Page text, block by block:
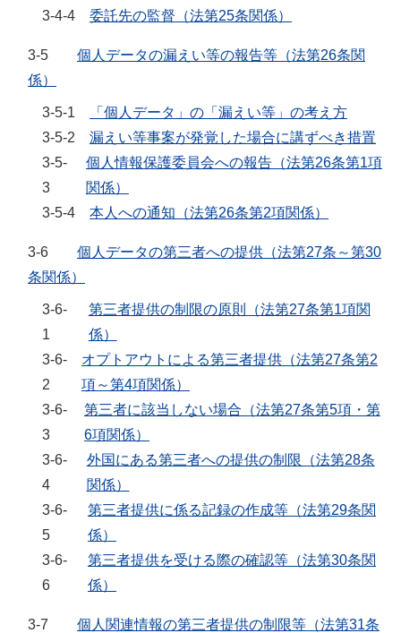
3-4-4
委託先の監督（法第25条関係）
3-5
個人データの漏えい等の報告等（法第26条関
係）
3-5-1
「個人データ」の「漏えい等」の考え方
3-5-2
漏えい等事案が発覚した場合に講ずべき措置
3-5-
3
個人情報保護委員会への報告（法第26条第1項
関係）
3-5-4
本人への通知（法第26条第2項関係）
3-6
個人データの第三者への提供（法第27条～第30
条関係）
3-6-
1
第三者提供の制限の原則（法第27条第1項関
係）
3-6-
2
オプトアウトによる第三者提供（法第27条第2
項～第4項関係）
3-6-
3
第三者に該当しない場合（法第27条第5項・第
6項関係）
3-6-
4
外国にある第三者への提供の制限（法第28条
関係）
3-6-
5
第三者提供に係る記録の作成等（法第29条関
係）
3-6-
6
第三者提供を受ける際の確認等（法第30条関
係）
3-7
個人関連情報の第三者提供の制限等（法第31条